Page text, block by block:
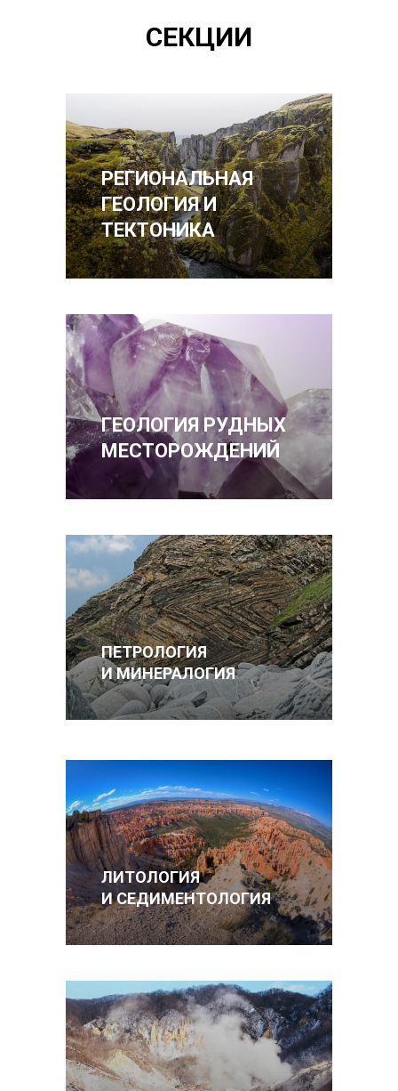
СЕКЦИИ
РЕГИОНАЛЬНАЯ
ГЕОЛОГИЯ И
ТЕКТОНИКА
ГЕОЛОГИЯ РУДНЫХ
МЕСТОРОЖДЕНИЙ
ПЕТРОЛОГИЯ
И МИНЕРАЛОГИЯ
ЛИТОЛОГИЯ
И СЕДИМЕНТОЛОГИЯ